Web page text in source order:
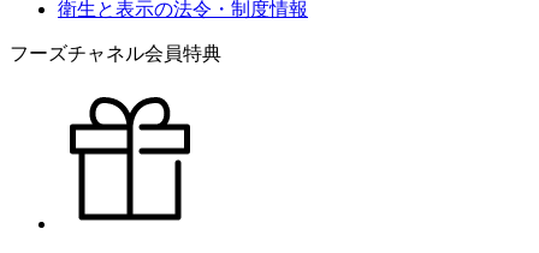
衛生と表示の法令・制度情報
フーズチャネル会員特典